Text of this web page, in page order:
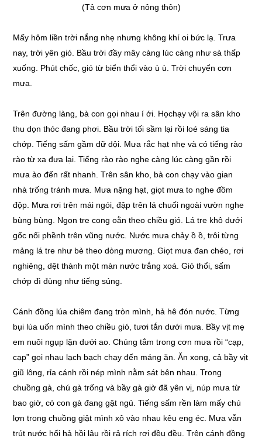
(Tả cơn mưa ở nông thôn)
Mấy hôm liền trời nắng nhẹ nhưng không khí oi bức lạ. Trưa
nay, trời yên gió. Bầu trời đầy mây càng lúc càng như sà thấp
xuống. Phút chốc, gió từ biển thổi vào ù ù. Trời chuyển cơn
mưa.
Trên đường làng, bà con gọi nhau í ới. Họchạy vội ra sân kho
thu dọn thóc đang phơi. Bầu trời tối sầm lại rồi loé sáng tia
chớp. Tiếng sấm gầm dữ dội. Mưa rắc hạt nhẹ và có tiếng rào
rào từ xa đưa lại. Tiếng rào rào nghe càng lúc càng gần rồi
mưa ào đến rất nhanh. Trên sân kho, bà con chạy vào gian
nhà trống tránh mưa. Mưa nặng hạt, giọt mưa to nghe đồm
độp. Mưa rơi trên mái ngói, đập trên lá chuối ngoài vườn nghe
bùng bùng. Ngọn tre cong oằn theo chiều gió. Lá tre khô dưới
gốc nổi phềnh trên vũng nước. Nước mưa chảy ồ ồ, trôi từng
mảng lá tre như bè theo dòng mương. Giọt mưa đan chéo, rơi
nghiêng, dệt thành một màn nước trắng xoá. Gió thổi, sấm
chớp đì đùng như tiếng súng.
Cánh đồng lúa chiêm đang tròn mình, hả hê đón nước. Từng
bụi lúa uốn mình theo chiều gió, tươi tắn dưới mưa. Bầy vịt mẹ
em nuôi ngụp lặn dưới ao. Chúng tắm trong cơn mưa rồi “cạp,
cạp” gọi nhau lạch bạch chạy đến máng ăn. Ăn xong, cả bầy vịt
giũ lông, rỉa cánh rồi nép mình nằm sát bên nhau. Trong
chuồng gà, chú gà trống và bầy gà giờ đã yên vị, núp mưa từ
bao giờ, có con gà đang gật ngủ. Tiếng sấm rền làm mấy chú
lợn trong chuồng giật mình xô vào nhau kêu eng éc. Mưa vẫn
trút nước hối hả hồi lâu rồi rả rích rơi đều đều. Trên cánh đồng